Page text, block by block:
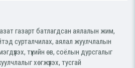
газарт батлагдсан аялалын жим,
сурталчилах, аялал жуулчлалын
түүхийн өв, соёлын дурсгалыг
хөгжүүлэх, тусгай